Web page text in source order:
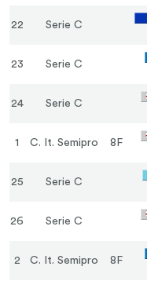
22 Serie C
23 Serie C
24 Serie C
1 C. It. Semipro 8F
25 Serie C
26 Serie C
2 C. It. Semipro 8F